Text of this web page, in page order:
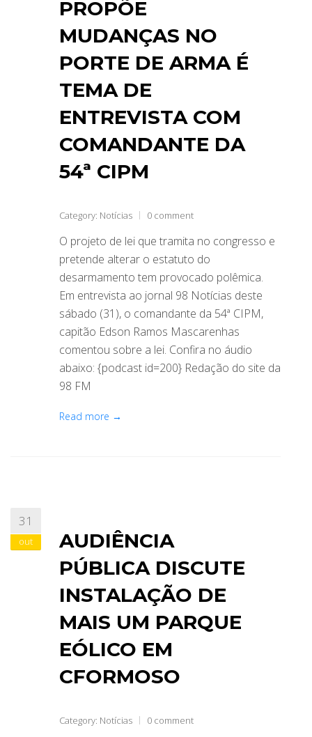
PROPÕE
MUDANÇAS NO
PORTE DE ARMA É
TEMA DE
ENTREVISTA COM
COMANDANTE DA
54ª CIPM
Category: Notícias 0 comment
O projeto de lei que tramita no congresso e
pretende alterar o estatuto do
desarmamento tem provocado polêmica.
Em entrevista ao jornal 98 Notícias deste
sábado (31), o comandante da 54ª CIPM,
capitão Edson Ramos Mascarenhas
comentou sobre a lei. Confira no áudio
abaixo: {podcast id=200} Redação do site da
98 FM
Read more →
31
out
AUDIÊNCIA
PÚBLICA DISCUTE
INSTALAÇÃO DE
MAIS UM PARQUE
EÓLICO EM
CFORMOSO
Category: Notícias 0 comment